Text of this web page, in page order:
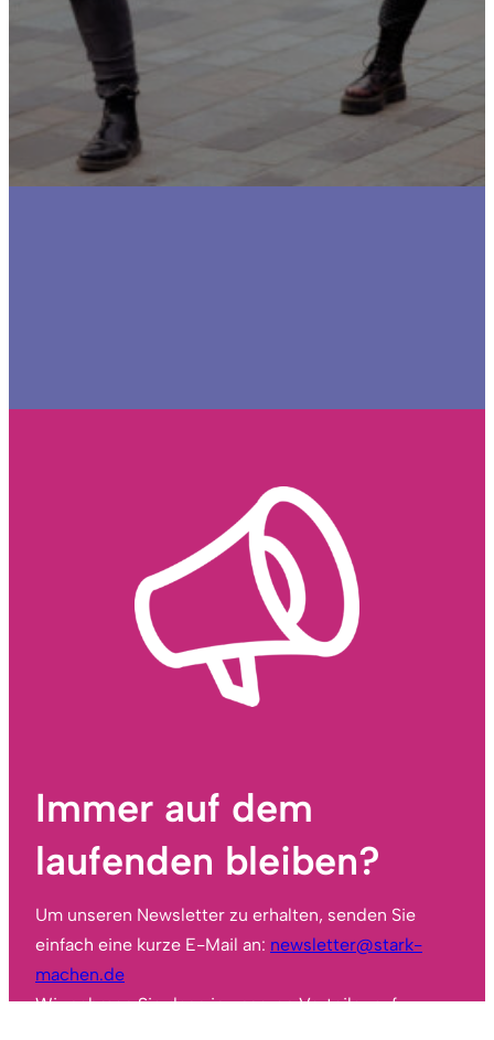
Immer auf dem
laufenden bleiben?
Um unseren Newsletter zu erhalten, senden Sie
einfach eine kurze E-Mail an: newsletter@stark-
machen.de
Wir nehmen Sie dann in unseren Verteiler auf.